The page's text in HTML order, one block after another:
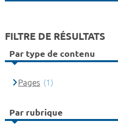
FILTRE DE RÉSULTATS
Par type de contenu
Pages (1)
Par rubrique